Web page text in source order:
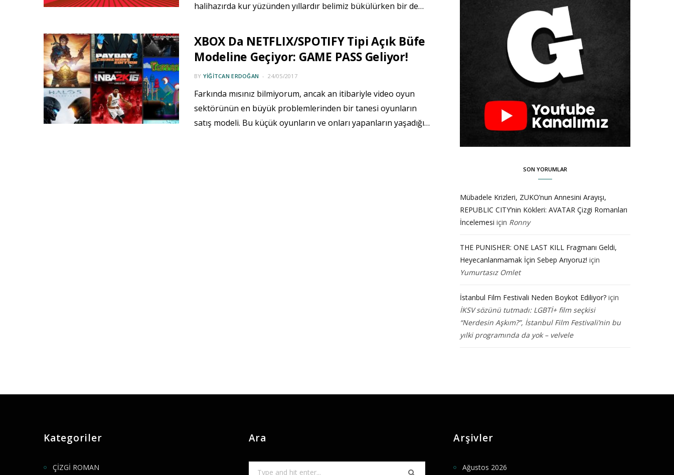
halihazırda kur yüzünden yıllardır belimiz bükülürken bir de…
XBOX Da NETFLIX/SPOTIFY Tipi Açık Büfe
Modeline Geçiyor: GAME PASS Geliyor!
BY YIĞITCAN ERDOĞAN 24/05/2017
Farkında mısınız bilmiyorum, ancak an itibariyle video oyun
sektörünün en büyük problemlerinden bir tanesi oyunların
satış modeli. Bu küçük oyunların ve onları yapanların yaşadığı…
SON YORUMLAR
Mübadele Krizleri, ZUKO’nun Annesini Arayışı,
REPUBLIC CITY’nin Kökleri: AVATAR Çizgi Romanları
İncelemesi için Ronny
THE PUNISHER: ONE LAST KILL Fragmanı Geldi,
Heyecanlanmamak İçin Sebep Arıyoruz! için
Yumurtasız Omlet
İstanbul Film Festivali Neden Boykot Ediliyor? için
İKSV sözünü tutmadı: LGBTİ+ film seçkisi
“Nerdesin Aşkım?”, İstanbul Film Festivali’nin bu
yılki programında da yok – velvele
Kategoriler
ÇİZGİ ROMAN
Ara Arşivler
Ağustos 2026